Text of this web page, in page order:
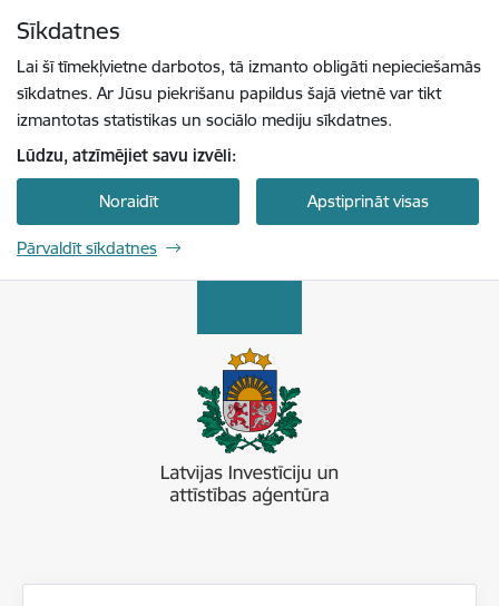
Sīkdatnes
Lai šī tīmekļvietne darbotos, tā izmanto obligāti nepieciešamās
sīkdatnes. Ar Jūsu piekrišanu papildus šajā vietnē var tikt
izmantotas statistikas un sociālo mediju sīkdatnes.
Lūdzu, atzīmējiet savu izvēli:
Noraidīt Apstiprināt visas
Pārvaldīt sīkdatnes